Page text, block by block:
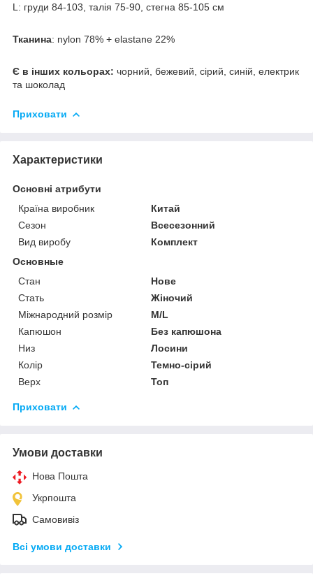
L: груди 84-103, талія 75-90, стегна 85-105 см
Тканина: nylon 78% + elastane 22%
Є в інших кольорах: чорний, бежевий, сірий, синій, електрик
та шоколад
Приховати
Характеристики
Основні атрибути
Країна виробник
Китай
Сезон
Всесезонний
Вид виробу
Комплект
Основные
Стан
Нове
Стать
Жіночий
Міжнародний розмір
M/L
Капюшон
Без капюшона
Низ
Лосини
Колір
Темно-сірий
Верх
Топ
Приховати
Умови доставки
Нова Пошта
Укрпошта
Самовивіз
Всі умови доставки